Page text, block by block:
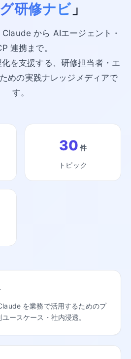
研修ナビ」
から AIエージェント・
連携まで。
を支援する、研修担当者・エ
めの実践ナレッジメディアで
す。
30 件
トピック
を業務で活用するためのプ
ースケース・社内浸透。